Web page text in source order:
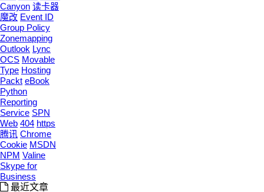
Canyon 读卡器
魔改 Event ID
Group Policy
Zonemapping
Outlook Lync
OCS Movable
Type Hosting
Packt eBook
Python
Reporting
Service SPN
Web 404 https
腾讯 Chrome
Cookie MSDN
NPM Valine
Skype for
Business
最近文章